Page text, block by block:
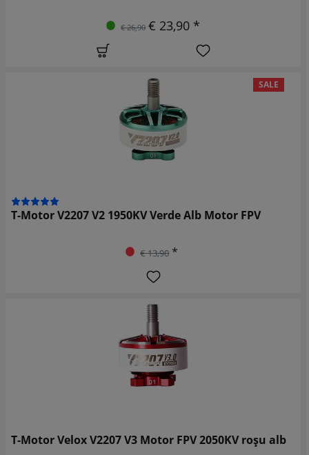
€ 26,90 € 23,90 *
SALE
T-Motor V2207 V2 1950KV Verde Alb Motor FPV
€ 13,90 *
T-Motor Velox V2207 V3 Motor FPV 2050KV roșu alb